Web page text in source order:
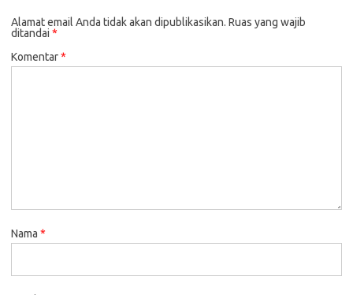
Alamat email Anda tidak akan dipublikasikan. Ruas yang wajib
ditandai *
Komentar*
Nama *